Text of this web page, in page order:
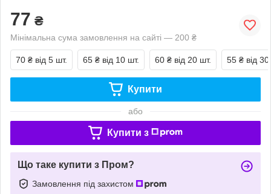
77 ₴
Мінімальна сума замовлення на сайті — 200 ₴
70 ₴ від 5 шт. 65 ₴ від 10 шт. 60 ₴ від 20 шт. 55 ₴ від
Купити
або
Купити з
Що таке купити з Пром?
Замовлення під захистом